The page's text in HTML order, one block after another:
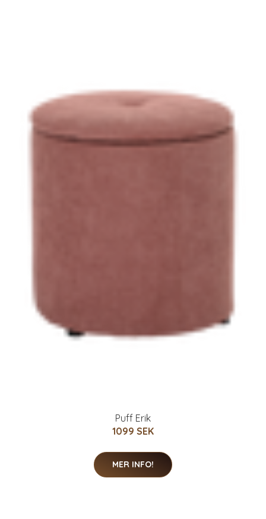
Puff Erik
1099 SEK
MER INFO!